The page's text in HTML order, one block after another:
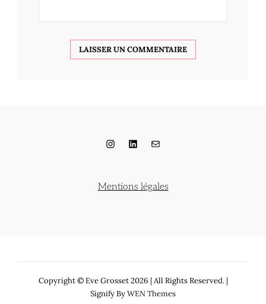
Instagram
LinkedIn
E-mail
Mentions légales
Copyright © Eve Grosset 2026 | All Rights Reserved. |
Signify ByWEN Themes